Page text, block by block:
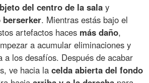
del centro de la sala y
berserker. Mientras estás bajo el
artefactos haces más daño,
a acumular eliminaciones y
a los desafíos. Después de acabar
ve hacia lacelda abierta del fondo